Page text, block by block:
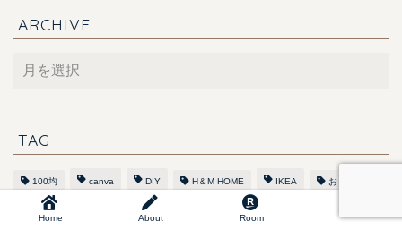
ARCHIVE
TAG
100均 canva DIY H＆M HOME IKEA おもちゃ
キッチン ディスプレイ レシピ
Home About Room